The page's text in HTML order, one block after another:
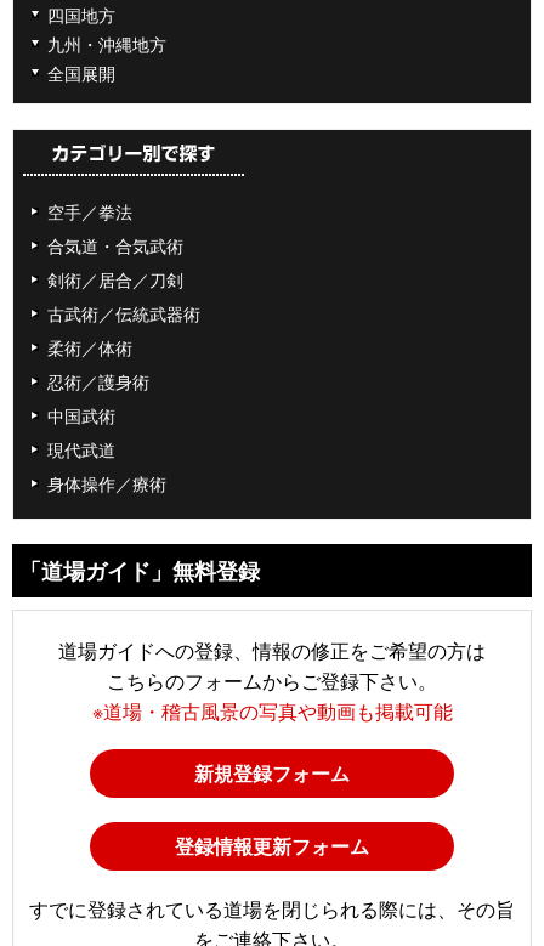
四国地方
九州・沖縄地方
全国展開
空手／拳法
合気道・合気武術
剣術／居合／刀剣
古武術／伝統武器術
柔術／体術
忍術／護身術
中国武術
現代武道
身体操作／療術
「道場ガイド」無料登録
道場ガイドへの登録、情報の修正をご希望の方は
こちらのフォームからご登録下さい。
※道場・稽古風景の写真や動画も掲載可能
新規登録フォーム
登録情報更新フォーム
すでに登録されている道場を閉じられる際には、その旨
をご連絡下さい。